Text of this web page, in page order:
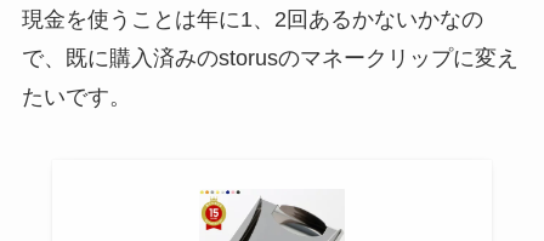
現金を使うことは年に1、2回あるかないかなの
で、既に購入済みのstorusのマネークリップに変え
たいです。